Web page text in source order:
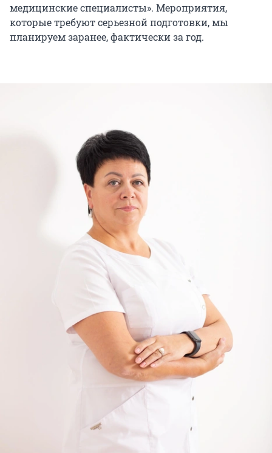
медицинские специалисты». Мероприятия,
которые требуют серьезной подготовки, мы
планируем заранее, фактически за год.